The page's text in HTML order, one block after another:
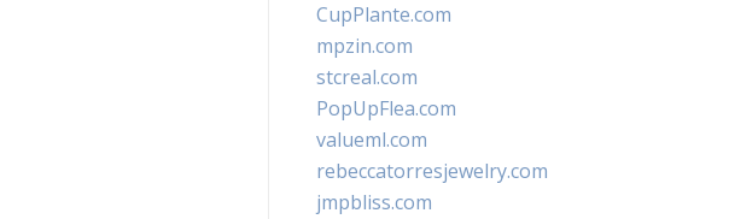
CupPlante.com
mpzin.com
stcreal.com
PopUpFlea.com
valueml.com
rebeccatorresjewelry.com
jmpbliss.com